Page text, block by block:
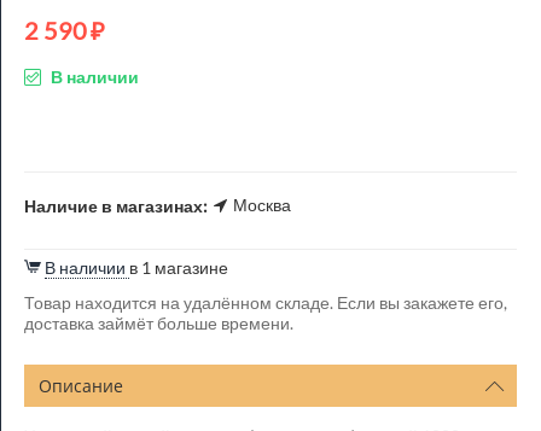
2 590₽
В наличии
Наличие в магазинах: Москва
В наличии в 1 магазине
Товар находится на удалённом складе. Если вы закажете его,
доставка займёт больше времени.
Описание